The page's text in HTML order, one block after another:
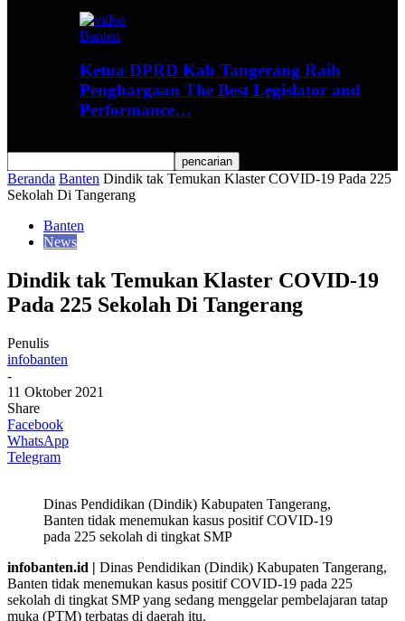
Banten
Ketua DPRD Kab Tangerang Raih
Penghargaan The Best Legislator and
Performance…
Beranda Banten Dindik tak Temukan Klaster COVID-19 Pada 225
Sekolah Di Tangerang
Banten
News
Dindik tak Temukan Klaster COVID-19
Pada 225 Sekolah Di Tangerang
Penulis
infobanten
-
11 Oktober 2021
Share
Facebook
WhatsApp
Telegram
Dinas Pendidikan (Dindik) Kabupaten Tangerang,
Banten tidak menemukan kasus positif COVID-19
pada 225 sekolah di tingkat SMP
infobanten.id | Dinas Pendidikan (Dindik) Kabupaten Tangerang,
Banten tidak menemukan kasus positif COVID-19 pada 225
sekolah di tingkat SMP yang sedang menggelar pembelajaran tatap
muka (PTM) terbatas di daerah itu.